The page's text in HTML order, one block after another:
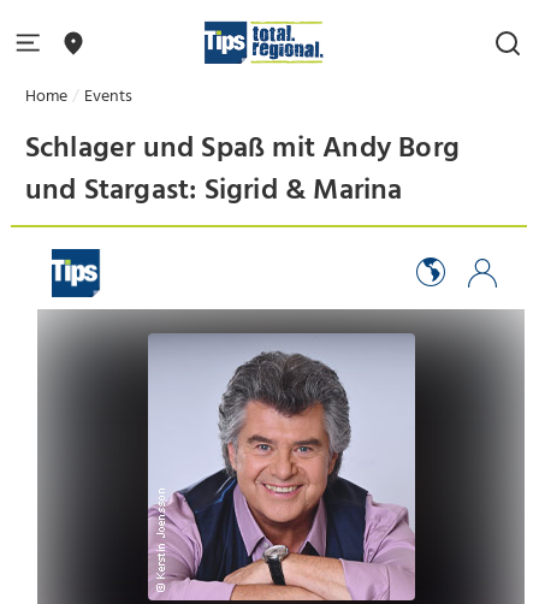
Home Events
Schlager und Spaß mit Andy Borg
und Stargast: Sigrid & Marina